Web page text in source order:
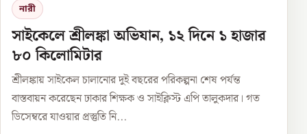
নারী
সাইকেলে শ্রীলঙ্কা অভিযান, ১২ দিনে ১ হাজার
৮০ কিলোমিটার
শ্রীলঙ্কায় সাইকেল চালানোর দুই বছরের পরিকল্পনা শেষ পর্যন্ত
বাস্তবায়ন করেছেন ঢাকার শিক্ষক ও সাইক্লিস্ট এপি তালুকদার। গত
ডিসেম্বরে যাওয়ার প্রস্তুতি নি...